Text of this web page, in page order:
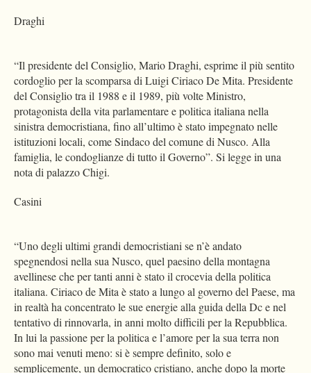
Draghi
“Il presidente del Consiglio, Mario Draghi, esprime il più sentito
cordoglio per la scomparsa di Luigi Ciriaco De Mita. Presidente
del Consiglio tra il 1988 e il 1989, più volte Ministro,
protagonista della vita parlamentare e politica italiana nella
sinistra democristiana, fino all’ultimo è stato impegnato nelle
istituzioni locali, come Sindaco del comune di Nusco. Alla
famiglia, le condoglianze di tutto il Governo”. Si legge in una
nota di palazzo Chigi.
Casini
“Uno degli ultimi grandi democristiani se n’è andato
spegnendosi nella sua Nusco, quel paesino della montagna
avellinese che per tanti anni è stato il crocevia della politica
italiana. Ciriaco de Mita è stato a lungo al governo del Paese, ma
in realtà ha concentrato le sue energie alla guida della Dc e nel
tentativo di rinnovarla, in anni molto difficili per la Repubblica.
In lui la passione per la politica e l’amore per la sua terra non
sono mai venuti meno: si è sempre definito, solo e
semplicemente, un democratico cristiano, anche dopo la morte